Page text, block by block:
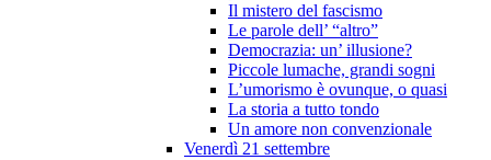
Il mistero del fascismo
Le parole dell’ “altro”
Democrazia: un’ illusione?
Piccole lumache, grandi sogni
L’umorismo è ovunque, o quasi
La storia a tutto tondo
Un amore non convenzionale
Venerdì 21 settembre